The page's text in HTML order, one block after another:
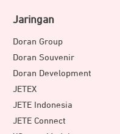
Jaringan
Doran Group
Doran Souvenir
Doran Development
JETEX
JETE Indonesia
JETE Connect